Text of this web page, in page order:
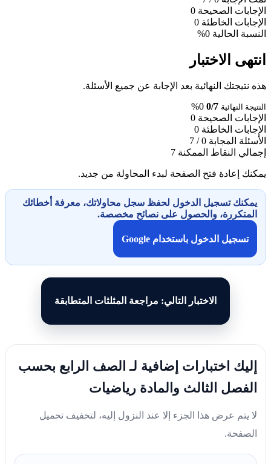
الإجابات الصحيحة 0
الإجابات الخاطئة 0
النسبة الحالية 0%
انتهى الاختبار
هذه نتيجتك النهائية بعد الإجابة عن جميع الأسئلة.
النتيجة النهائية 0/7
0%
الإجابات الصحيحة 0
الإجابات الخاطئة 0
الأسئلة المجابة 0 / 7
إجمالي النقاط الممكنة 7
يمكنك إعادة فتح الصفحة لبدء المحاولة من جديد.
يمكنك تسجيل الدخول لحفظ سجل محاولاتك، معرفة أخطائك
المتكررة، والحصول على نصائح مخصصة.
تسجيل الدخول باستخدام Google
الاختبار التالي: مراجعة المثلثات المتطابقة
إليك اختبارات إضافية لـ الصف الرابع بحسب
الفصل الثالث والمادة رياضيات
لا يتم عرض هذا الجزء إلا عند النزول إليه، لتخفيف تحميل
الصفحة.